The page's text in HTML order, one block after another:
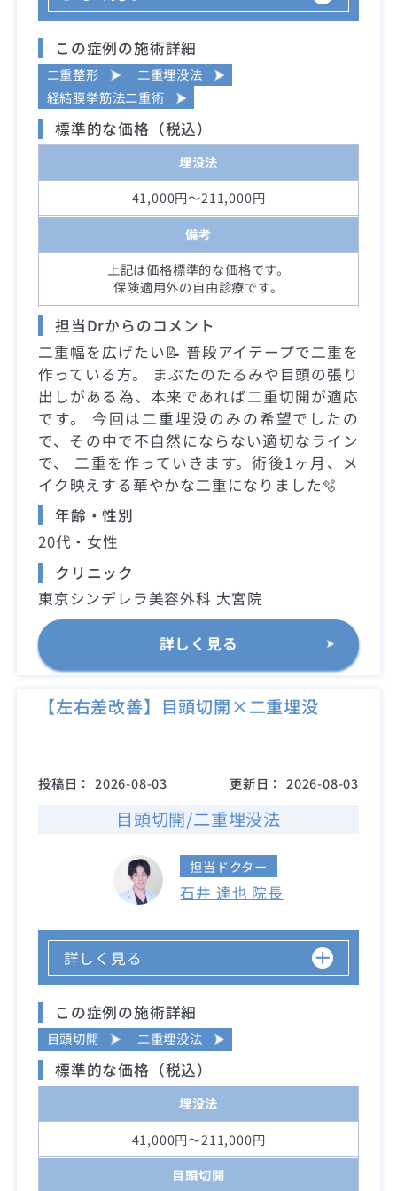
この症例の施術詳細
二重整形
二重埋没法
経結膜挙筋法二重術
標準的な価格（税込）
埋没法
41,000円～211,000円
備考
上記は価格標準的な価格です。
保険適用外の自由診療です。
担当Drからのコメント
二重幅を広げたい📝 普段アイテープで二重を
作っている方。 まぶたのたるみや目頭の張り
出しがある為、本来であれば二重切開が適応
です。 今回は二重埋没のみの希望でしたの
で、その中で不自然にならない適切なライン
で、 二重を作っていきます。術後1ヶ月、メ
イク映えする華やかな二重になりました🫧
年齢・性別
20代・女性
クリニック
東京シンデレラ美容外科 大宮院
詳しく見る
【左右差改善】目頭切開×二重埋没
投稿日： 2026-08-03 更新日： 2026-08-03
目頭切開/二重埋没法
担当ドクター
石井 達也 院長
詳しく見る
この症例の施術詳細
目頭切開 二重埋没法
標準的な価格（税込）
埋没法
41,000円～211,000円
目頭切開